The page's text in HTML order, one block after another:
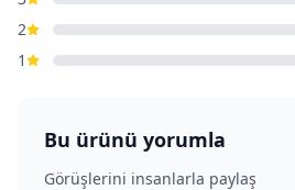
2
1
Bu ürünü yorumla
Görüşlerini insanlarla paylaş